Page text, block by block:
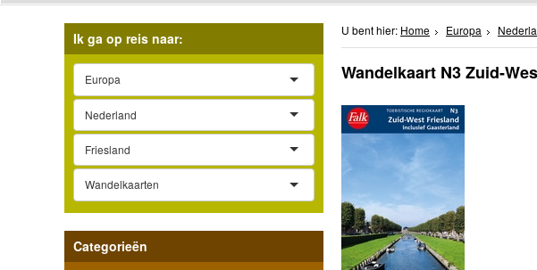
Ik ga op reis naar:
Europa
Nederland
Friesland
Wandelkaarten
Categorieën
U bent hier: Home Europa
Wandelkaart N3 Zuid-